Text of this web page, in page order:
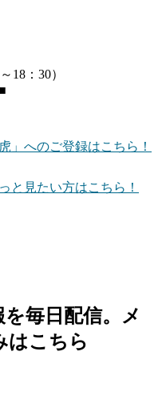
18：30）
」へのご登録はこちら！
と見たい方はこちら！
毎日配信。メ
はこちら